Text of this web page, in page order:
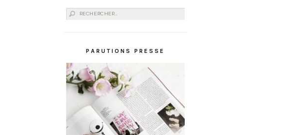
Rechercher :
PARUTIONS PRESSE